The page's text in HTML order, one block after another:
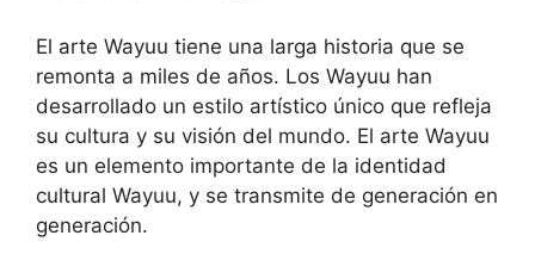
El arte Wayuu tiene una larga historia que se
remonta a miles de años. Los Wayuu han
desarrollado un estilo artístico único que refleja
su cultura y su visión del mundo. El arte Wayuu
es un elemento importante de la identidad
cultural Wayuu, y se transmite de generación en
generación.